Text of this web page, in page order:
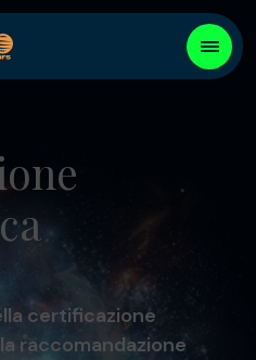
certificazione
raccomandazione